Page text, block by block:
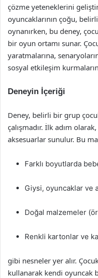
çözme yeteneklerini
oyuncaklarının çoğu,
oynanırken, bu deney,
bir oyun ortamı sunar.
yaratmalarına,
sosyal etkileşim
Deneyin İçeriği
Deney, belirli bir grup
çalışmadır. İlk adım
aksesuarlar sunulur. Bu
Farklı boyutlarda
Giysi, oyuncaklar ve
Doğal malzemeler
Renkli kartonlar ve
gibi nesneler yer alır.
kullanarak kendi oyuncak